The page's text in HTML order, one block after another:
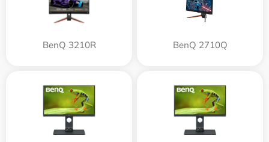
BenQ 3210R BenQ 2710Q